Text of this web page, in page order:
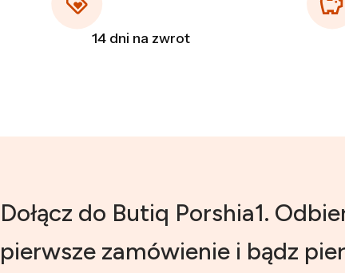
14 dni na zwrot
Dołącz do Butiq Porshia1.
pierwsze zamówienie i bądz